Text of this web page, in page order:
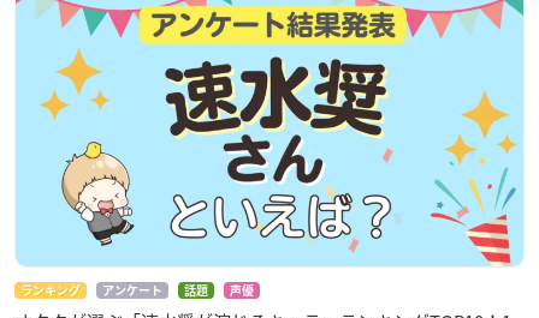
ランキング アンケート 話題 声優